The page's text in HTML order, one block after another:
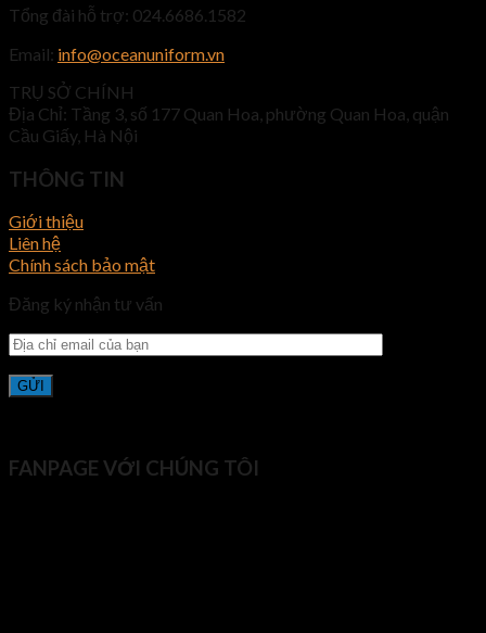
Tổng đài hỗ trợ: 024.6686.1582
Email: info@oceanuniform.vn
TRỤ SỞ CHÍNH
Địa Chỉ: Tầng 3, số 177 Quan Hoa, phường Quan Hoa, quận
Cầu Giấy, Hà Nội
THÔNG TIN
Giới thiệu
Liên hệ
Chính sách bảo mật
Đăng ký nhận tư vấn
FANPAGE VỚI CHÚNG TÔI